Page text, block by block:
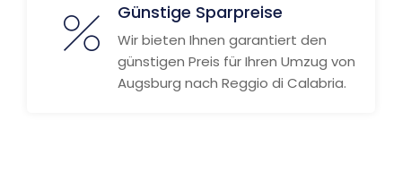
Günstige Sparpreise
Wir bieten Ihnen garantiert den
günstigen Preis für Ihren Umzug von
Augsburg nach Reggio di Calabria.